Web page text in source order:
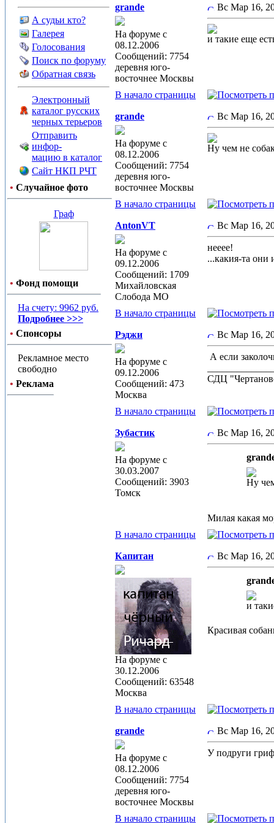
А судьи кто?
Галерея
Голосования
Поиск по форуму
Обратная связь
Электронный
каталог русских
черных терьеров
Отправить
инфор-
мацию в каталог
Сайт НКП РЧТ
• Случайное фото
Граф
• Фонд помощи
На счету: 9962 руб.
Подробнее >>>
• Спонсоры
Рекламное место
свободно
• Реклама
grande
На форуме с
08.12.2006
Сообщений: 7754
деревня юго-
восточнее Москвы
Вс Мар 16,
и такие еще
В начало страницы
grande
На форуме с
08.12.2006
Сообщений: 7754
деревня юго-
восточнее Москвы
Вс Мар 16,
Ну чем не
В начало страницы
AntonVT
На форуме с
09.12.2006
Сообщений: 1709
Михайловская
Слобода МО
Вс Мар 16,
нееее!
...какия-та
В начало страницы
Рэджи
На форуме с
09.12.2006
Сообщений: 473
Москва
Вс Мар 16,
А если
СДЦ
В начало страницы
Зубастик
На форуме с
30.03.2007
Сообщений: 3903
Томск
Вс Мар 16,
Ну
Милая какая
В начало страницы
Капитан
На форуме с
30.12.2006
Сообщений: 63548
Москва
Вс Мар 16,
и
Красивая
В начало страницы
grande
На форуме с
08.12.2006
Сообщений: 7754
деревня юго-
восточнее Москвы
Вс Мар 16,
У подруги
В начало страницы